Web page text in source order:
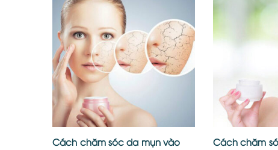
Cách chăm sóc da mụn vào
Cách chăm